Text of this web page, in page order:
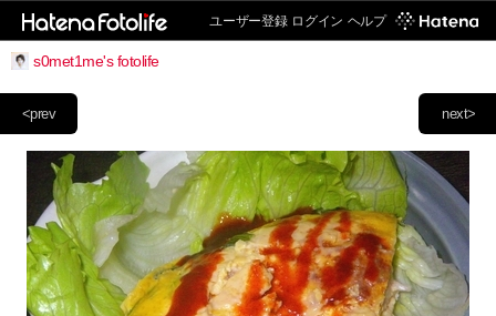
ユーザー登録 ログイン ヘルプ
s0met1me's fotolife
next>
<prev